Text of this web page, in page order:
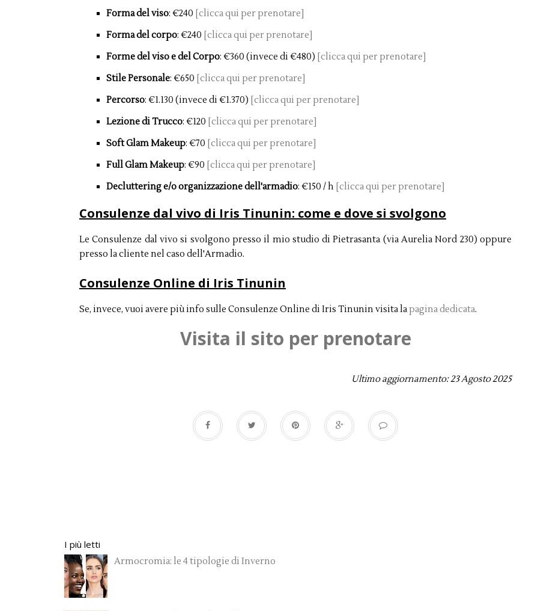
Forma del viso: €240 [clicca qui per prenotare]
Forma del corpo: €240 [clicca qui per prenotare]
Forme del viso e del Corpo: €360 (invece di €480) [clicca qui per prenotare]
Stile Personale: €650 [clicca qui per prenotare]
Percorso: €1.130 (invece di €1.370) [clicca qui per prenotare]
Lezione di Trucco: €120 [clicca qui per prenotare]
Soft Glam Makeup: €70 [clicca qui per prenotare]
Full Glam Makeup: €90 [clicca qui per prenotare]
Decluttering e/o organizzazione dell'armadio: €150 / h [clicca qui per prenotare]
Consulenze dal vivo di Iris Tinunin: come e dove si svolgono
Le Consulenze dal vivo si svolgono presso il mio studio di Pietrasanta (via Aurelia Nord 230) oppure
presso la cliente nel caso dell'Armadio.
Consulenze Online di Iris Tinunin
Se, invece, vuoi avere più info sulle Consulenze Online di Iris Tinunin visita la pagina dedicata.
Visita il sito per prenotare
Ultimo aggiornamento: 23 Agosto 2025
I più letti
Armocromia: le 4 tipologie di Inverno